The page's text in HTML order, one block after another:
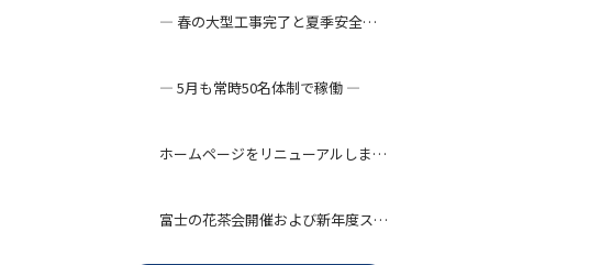
― 春の大型工事完了と夏季安全対策 ―
― 5月も常時50名体制で稼働 ―
ホームページをリニューアルしました
富士の花茶会開催および新年度スタート